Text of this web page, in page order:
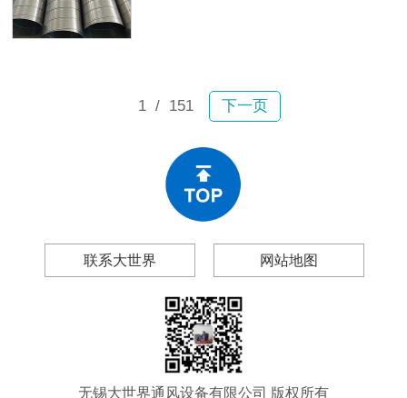
落。所幸均未造成人员伤亡，然而连
续两起事故为工程和物业管理领域敲
落绝非偶然现象。
1/ 151 下一页
联系大世界 网站地图
无锡大世界通风设备有限公司 版权所有